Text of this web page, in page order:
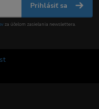
Prihlásiť sa
za účelom zasielania newslettera.